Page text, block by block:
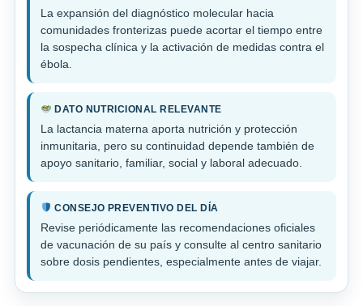
La expansión del diagnóstico molecular hacia
comunidades fronterizas puede acortar el tiempo entre
la sospecha clínica y la activación de medidas contra el
ébola.
DATO NUTRICIONAL RELEVANTE
La lactancia materna aporta nutrición y protección
inmunitaria, pero su continuidad depende también de
apoyo sanitario, familiar, social y laboral adecuado.
CONSEJO PREVENTIVO DEL DÍA
Revise periódicamente las recomendaciones oficiales
de vacunación de su país y consulte al centro sanitario
sobre dosis pendientes, especialmente antes de viajar.